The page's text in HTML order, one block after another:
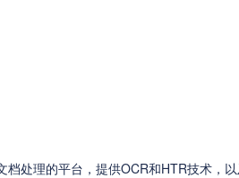
档处理的平台，提供OCR和HTR技术，